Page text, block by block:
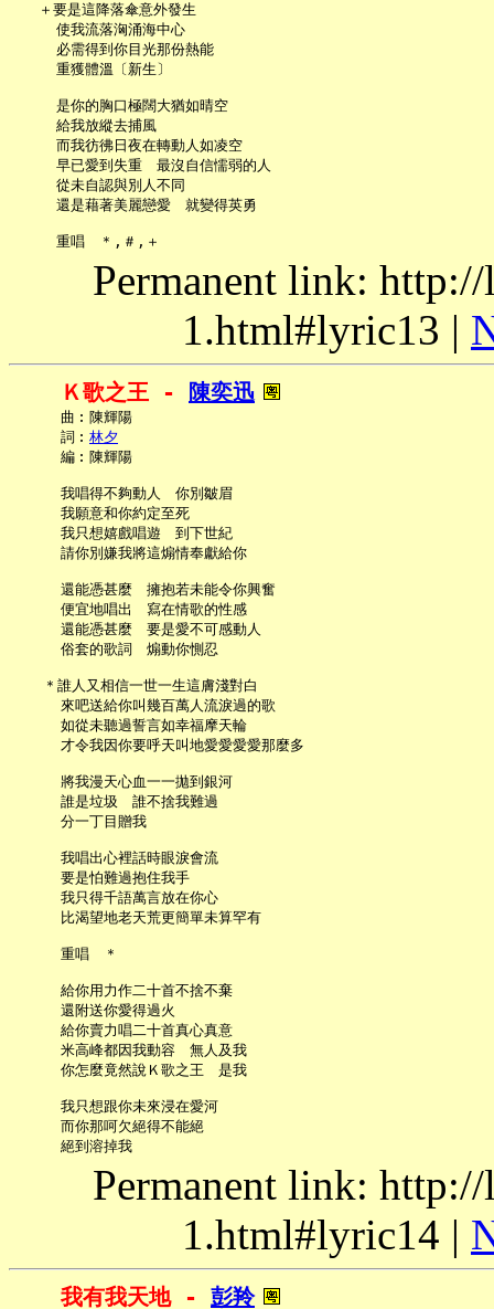
   ＋要是這降落傘意外發生
     使我流落洶涌海中心
     必需得到你目光那份熱能
     重獲體溫〔新生〕
     是你的胸口極闊大猶如晴空
     給我放縱去捕風
     而我彷彿日夜在轉動人如凌空
     早已愛到失重　最沒自信懦弱的人
     從未自認與別人不同
     還是藉著美麗戀愛　就變得英勇
Permanent link:
1.html#lyric13 |
Ｋ歌之王 - 陳奕迅
     曲︰陳輝陽
     詞︰
林夕
     編︰陳輝陽
     我唱得不夠動人　你別皺眉
     我願意和你約定至死
     我只想嬉戲唱遊　到下世紀
     請你別嫌我將這煽情奉獻給你
     還能憑甚麼　擁抱若未能令你興奮
     便宜地唱出　寫在情歌的性感
     還能憑甚麼　要是愛不可感動人
     俗套的歌詞　煽動你惻忍
   ＊誰人又相信一世一生這膚淺對白
     來吧送給你叫幾百萬人流淚過的歌
     如從未聽過誓言如幸福摩天輪
     才令我因你要呼天叫地愛愛愛愛那麼多
     將我漫天心血一一拋到銀河
     誰是垃圾　誰不捨我難過
     分一丁目贈我
     我唱出心裡話時眼淚會流
     要是怕難過抱住我手
     我只得千語萬言放在你心
     比渴望地老天荒更簡單未算罕有
     重唱　＊
     給你用力作二十首不捨不棄
     還附送你愛得過火
     給你賣力唱二十首真心真意
     米高峰都因我動容　無人及我
     你怎麼竟然說Ｋ歌之王　是我
     我只想跟你未來浸在愛河
     而你那呵欠絕得不能絕
Permanent link:
1.html#lyric14 |
我有我天地 - 彭羚